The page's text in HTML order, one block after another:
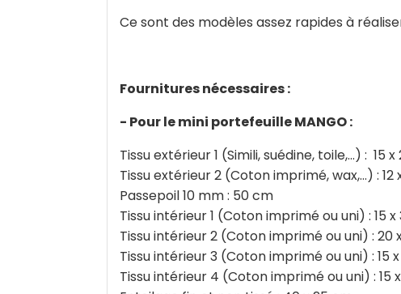
Ce sont des modèles assez rapides à
Fournitures nécessaires :
- Pour le mini portefeuille MANGO :
Tissu extérieur 1 (Simili, suédine, toile,...) : 15
Tissu extérieur 2 (Coton imprimé, wax,…) : 12
Passepoil 10 mm : 50 cm
Tissu intérieur 1 (Coton imprimé ou uni) : 15
Tissu intérieur 2 (Coton imprimé ou uni) : 20
Tissu intérieur 3 (Coton imprimé ou uni) : 15
Tissu intérieur 4 (Coton imprimé ou uni) : 15